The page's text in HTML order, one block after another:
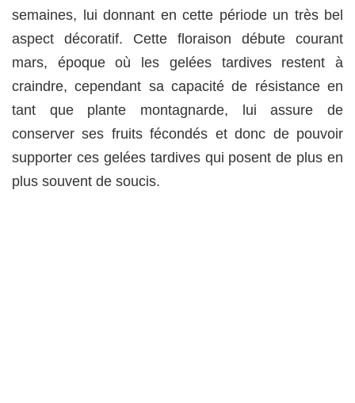
semaines, lui donnant en cette période un très bel
aspect décoratif. Cette floraison débute courant
mars, époque où les gelées tardives restent à
craindre, cependant sa capacité de résistance en
tant que plante montagnarde, lui assure de
conserver ses fruits fécondés et donc de pouvoir
supporter ces gelées tardives qui posent de plus en
plus souvent de soucis.